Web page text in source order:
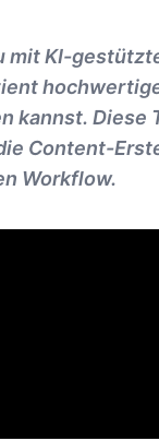
mit KI-
kannst. Diese
Content-
Workflow.